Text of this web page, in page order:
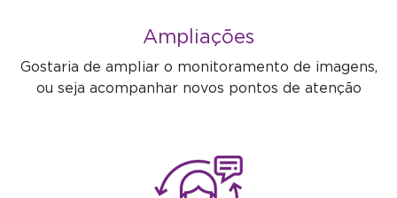
Ampliações
Gostaria de ampliar o monitoramento de imagens,
ou seja acompanhar novos pontos de atenção